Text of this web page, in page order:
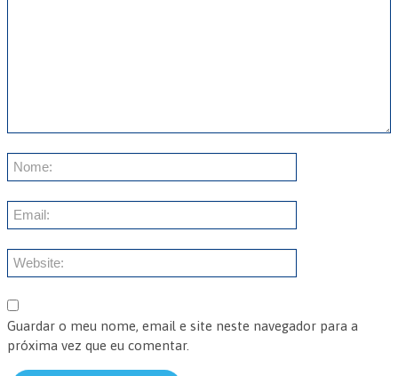
Guardar o meu nome, email e site neste navegador para a
próxima vez que eu comentar.